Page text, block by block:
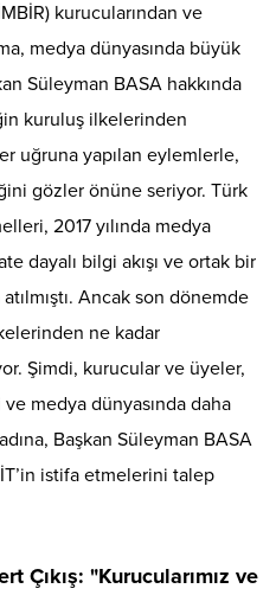
kurucularından ve
medya dünyasında büyük
Süleyman BASA hakkında
kuruluş ilkelerinden
uğruna yapılan eylemlerle,
gözler önüne seriyor. Türk
2017 yılında medya
dayalı bilgi akışı ve ortak bir
Ancak son dönemde
ne kadar
Şimdi, kurucular ve üyeler,
medya dünyasında daha
Başkan Süleyman BASA
istifa etmelerini talep
Çıkış: "Kurucularımız ve